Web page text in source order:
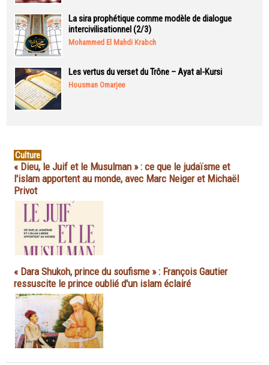
La sira prophétique comme modèle de dialogue
intercivilisationnel (2/3)
Mohammed El Mahdi Krabch
Les vertus du verset du Trône – Ayat al-Kursi
Housman Omarjee
Culture
« Dieu, le Juif et le Musulman » : ce que le judaïsme et
l'islam apportent au monde, avec Marc Neiger et Michaël
Privot
« Dara Shukoh, prince du soufisme » : François Gautier
ressuscite le prince oublié d'un islam éclairé